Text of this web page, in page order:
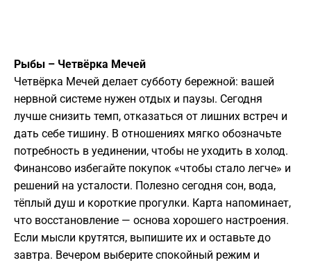
Рыбы – Четвёрка Мечей
Четвёрка Мечей делает субботу бережной: вашей
нервной системе нужен отдых и паузы. Сегодня
лучше снизить темп, отказаться от лишних встреч и
дать себе тишину. В отношениях мягко обозначьте
потребность в уединении, чтобы не уходить в холод.
Финансово избегайте покупок «чтобы стало легче» и
решений на усталости. Полезно сегодня сон, вода,
тёплый душ и короткие прогулки. Карта напоминает,
что восстановление — основа хорошего настроения.
Если мысли крутятся, выпишите их и оставьте до
завтра. Вечером выберите спокойный режим и